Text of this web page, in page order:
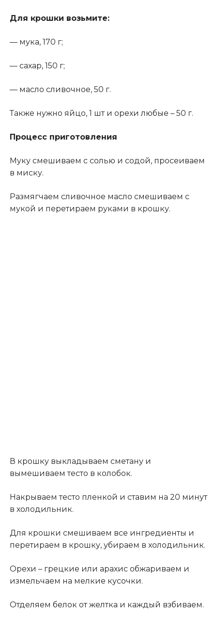
Для крошки возьмите:
— мука, 170 г;
— сахар, 150 г;
— масло сливочное, 50 г.
Также нужно яйцо, 1 шт и орехи любые – 50 г.
Процесс приготовления
Муку смешиваем с солью и содой, просеиваем
в миску.
Размягчаем сливочное масло смешиваем с
мукой и перетираем руками в крошку.
В крошку выкладываем сметану и
вымешиваем тесто в колобок.
Накрываем тесто пленкой и ставим на 20 минут
в холодильник.
Для крошки смешиваем все ингредиенты и
перетираем в крошку, убираем в холодильник.
Орехи – грецкие или арахис обжариваем и
измельчаем на мелкие кусочки.
Отделяем белок от желтка и каждый взбиваем.